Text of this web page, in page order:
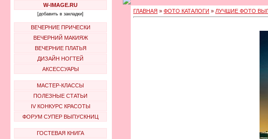
W-IMAGE.RU
[добавить в закладки]
ВЕЧЕРНИЕ ПРИЧЕСКИ
ВЕЧЕРНИЙ МАКИЯЖ
ВЕЧЕРНИЕ ПЛАТЬЯ
ДИЗАЙН НОГТЕЙ
АКСЕССУАРЫ
МАСТЕР-КЛАССЫ
ПОЛЕЗНЫЕ СТАТЬИ
IV КОНКУРС КРАСОТЫ
ФОРУМ СУПЕР ВЫПУСКНИЦ
ГОСТЕВАЯ КНИГА
ГЛАВНАЯ » ФОТО КАТАЛОГИ » ЛУЧШИЕ ФОТО